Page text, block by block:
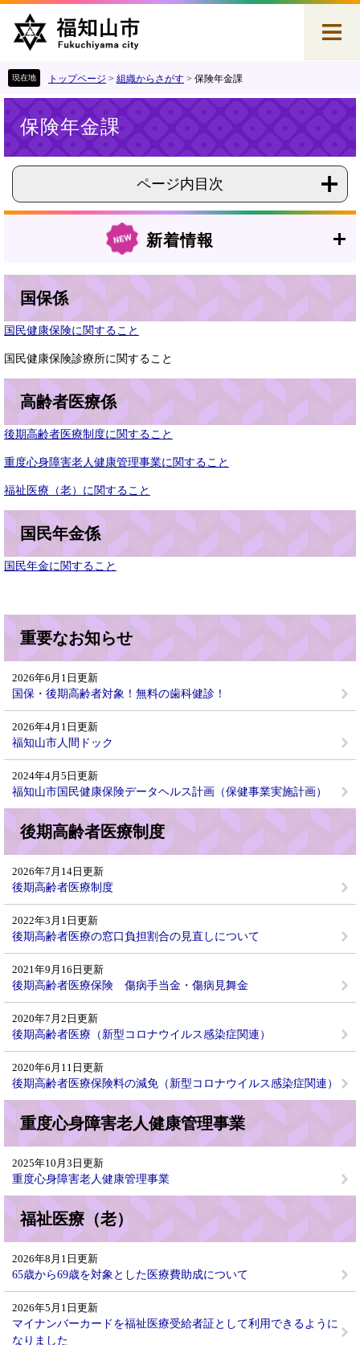
本
トップページ > 組織からさがす > 保険年金課
保険年金課
ページ内目次
新着情報
国保係
国民健康保険に関すること
国民健康保険診療所に関すること
高齢者医療係
後期高齢者医療制度に関すること
重度心身障害老人健康管理事業に関すること
福祉医療（老）に関すること
国民年金係
国民年金に関すること
重要なお知らせ
2026年6月1日更新
国保・後期高齢者対象！無料の歯科健診！
2026年4月1日更新
福知山市人間ドック
2024年4月5日更新
福知山市国民健康保険データヘルス計画（保健事業実施計画）
後期高齢者医療制度
2026年7月14日更新
後期高齢者医療制度
2022年3月1日更新
後期高齢者医療の窓口負担割合の見直しについて
2021年9月16日更新
後期高齢者医療保険 傷病手当金・傷病見舞金
2020年7月2日更新
後期高齢者医療（新型コロナウイルス感染症関連）
2020年6月11日更新
後期高齢者医療保険料の減免（新型コロナウイルス感染症関連）
重度心身障害老人健康管理事業
2025年10月3日更新
重度心身障害老人健康管理事業
福祉医療（老）
2026年8月1日更新
65歳から69歳を対象とした医療費助成について
2026年5月1日更新
マイナンバーカードを福祉医療受給者証として利用できるように
なりました